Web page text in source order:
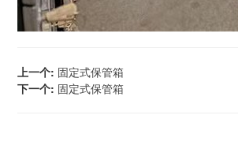
上一个: 固定式保管箱
下一个: 固定式保管箱